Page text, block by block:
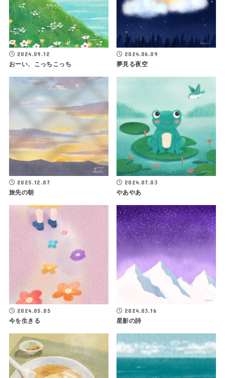
2024.09.12
おーい、こっちこっち
2024.06.09
夢見る夜空
2025.12.07
旅先の朝
2024.07.03
やあやあ
2024.05.05
今を生きる
2024.03.16
星影の詩